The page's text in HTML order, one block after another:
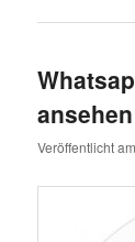
ansehen
Veröffentlicht